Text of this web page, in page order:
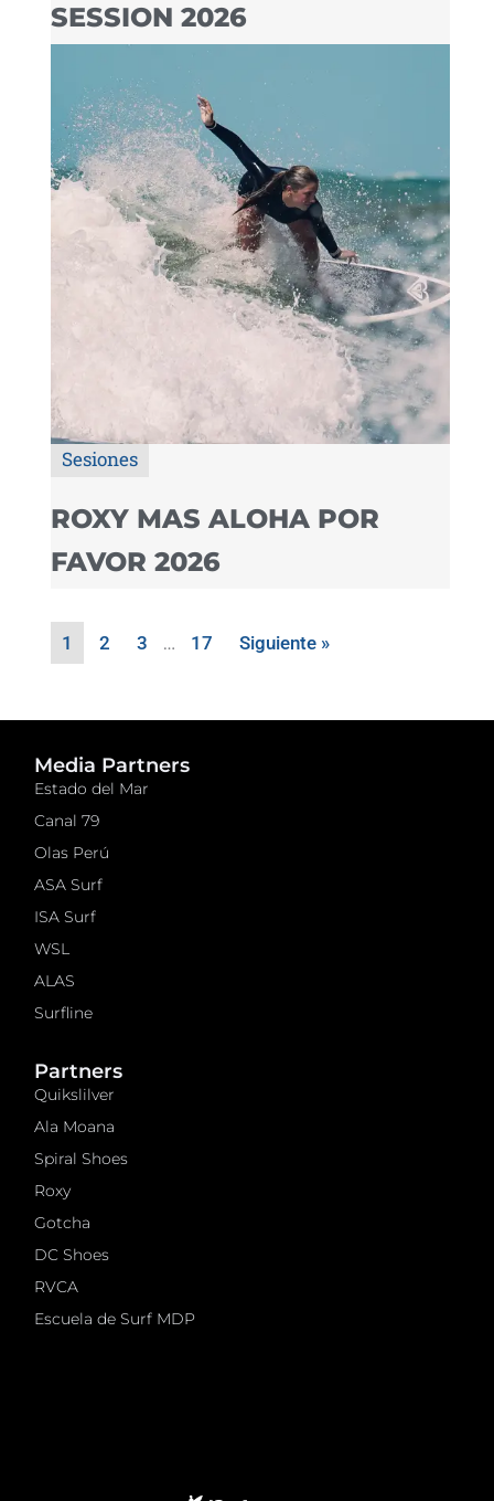
SESSION 2026
Sesiones
ROXY MAS ALOHA POR
FAVOR 2026
1 2 3 … 17 Siguiente »
Media Partners
Estado del Mar
Canal 79
Olas Perú
ASA Surf
ISA Surf
WSL
ALAS
Surfline
Partners
Quikslilver
Ala Moana
Spiral Shoes
Roxy
Gotcha
DC Shoes
RVCA
Escuela de Surf MDP